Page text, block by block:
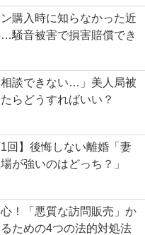
購入時に知らなかった近
騒音被害で損害賠償でき
相談できない…」美人局被
らどうすればいい？
1回】後悔しない離婚「妻
が強いのはどっち？」
！「悪質な訪問販売」か
ための4つの法的対処法